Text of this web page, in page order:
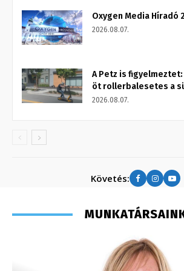
Oxygen Media Híradó
2026.08.07.
A Petz is
öt rollerbalesetes a
2026.08.07.
Követés: